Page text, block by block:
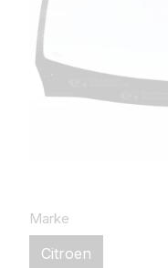
Marke
Citroen